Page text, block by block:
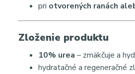
pri otvorených ranách
Zloženie produktu
10% urea – zmäkčuje a
hydratačné a regeneračné